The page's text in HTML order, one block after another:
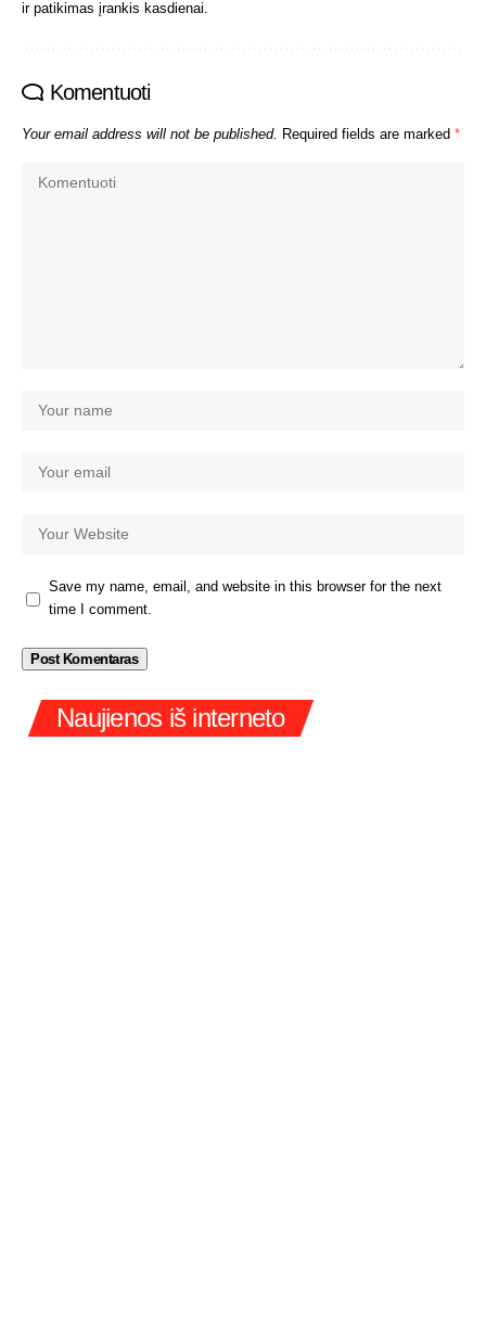
ir patikimas įrankis kasdienai.
Komentuoti
Your email address will not be published. Required fields are marked *
Save my name, email, and website in this browser for the next
time I comment.
Naujienos iš interneto